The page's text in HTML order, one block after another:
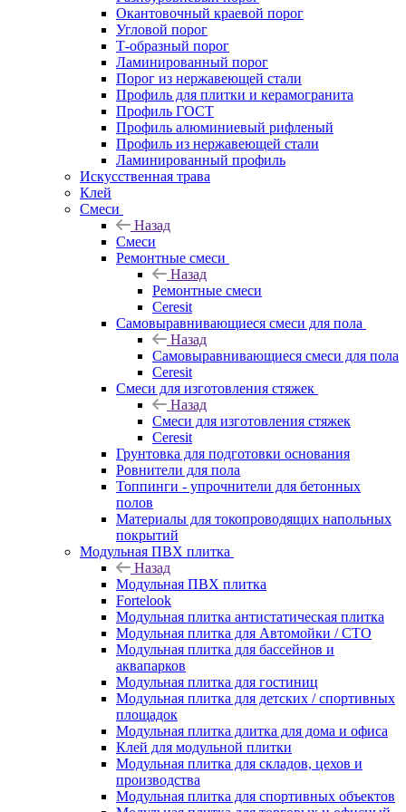
Окантовочный краевой порог
Угловой порог
Т-образный порог
Ламинированный порог
Порог из нержавеющей стали
Профиль для плитки и керамогранита
Профиль ГОСТ
Профиль алюминиевый рифленый
Профиль из нержавеющей стали
Ламинированный профиль
Искусственная трава
Клей
Смеси
Назад
Смеси
Ремонтные смеси
Назад
Ремонтные смеси
Ceresit
Самовыравнивающиеся смеси для пола
Назад
Самовыравнивающиеся смеси для пола
Ceresit
Смеси для изготовления стяжек
Назад
Смеси для изготовления стяжек
Ceresit
Грунтовка для подготовки основания
Ровнители для пола
Топпинги - упрочнители для бетонных
полов
Материалы для токопроводящих напольных
покрытий
Модульная ПВХ плитка
Назад
Модульная ПВХ плитка
Fortelook
Модульная плитка антистатическая плитка
Модульная плитка для Автомойки / СТО
Модульная плитка для бассейнов и
аквапарков
Модульная плитка для гостиниц
Модульная плитка для детских / спортивных
площадок
Модульная плитка длитка для дома и офиса
Клей для модульной плитки
Модульная плитка для складов, цехов и
производства
Модульная плитка для спортивных объектов